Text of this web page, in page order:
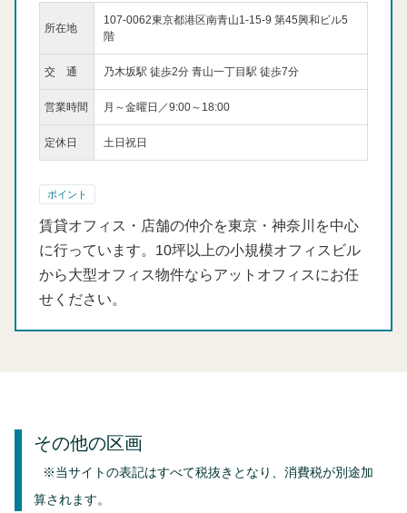
所在地
107-0062東京都港区南青山1-15-9 第45興和ビル5
階
交 通 乃木坂駅 徒歩2分 青山一丁目駅 徒歩7分
営業時間 月～金曜日／9:00～18:00
定休日 土日祝日
ポイント
賃貸オフィス・店舗の仲介を東京・神奈川を中心
に行っています。10坪以上の小規模オフィスビル
から大型オフィス物件ならアットオフィスにお任
せください。
その他の区画
※当サイトの表記はすべて税抜きとなり、消費税が別途加
算されます。